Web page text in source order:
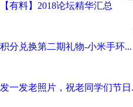
【有料】2018论坛精华汇总
积分兑换第二期礼物-小米手环...
发一发老照片，祝老同学们节日